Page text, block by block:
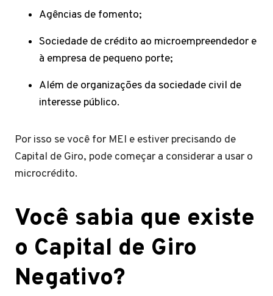
Agências de fomento;
Sociedade de crédito ao microempreendedor e
à empresa de pequeno porte;
Além de organizações da sociedade civil de
interesse público.
Por isso se você for MEI e estiver precisando de
Capital de Giro, pode começar a considerar a usar o
microcrédito.
Você sabia que existe
o Capital de Giro
Negativo?